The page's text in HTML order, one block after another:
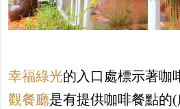
幸福綠光的入口處標示著咖
觀餐廳是有提供咖啡餐點的